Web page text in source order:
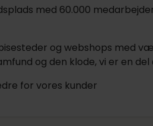
med 60.000
og webshops med
og den klode, vi er en del
for vores kunder